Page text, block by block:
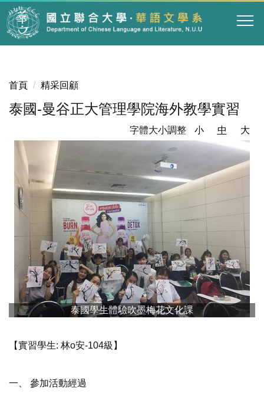
跳
到
主
容
首頁 精采回顧
泰國-曼谷正大管理學院海外教學實習
字體大小調整 小 中 大
泰國學生體驗吹墨梅花文化課
【實習學生: 林o安-104級】
一、
參加活動經過